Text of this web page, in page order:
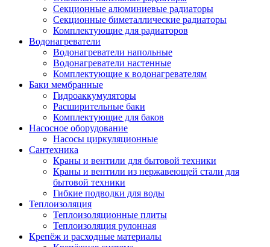
Секционные алюминиевые радиаторы
Секционные биметаллические радиаторы
Комплектующие для радиаторов
Водонагреватели
Водонагреватели напольные
Водонагреватели настенные
Комплектующие к водонагревателям
Баки мембранные
Гидроаккумуляторы
Расширительные баки
Комплектующие для баков
Насосное оборудование
Насосы циркуляционные
Сантехника
Краны и вентили для бытовой техники
Краны и вентили из нержавеющей стали для
бытовой техники
Гибкие подводки для воды
Теплоизоляция
Теплоизоляционные плиты
Теплоизоляция рулонная
Крепёж и расходные материалы